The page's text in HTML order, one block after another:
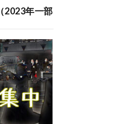
2023年一部